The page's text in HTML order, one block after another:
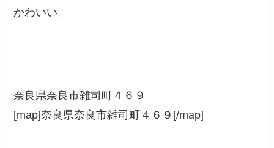
かわいい。
奈良県奈良市雑司町４６９
[map]奈良県奈良市雑司町４６９[/map]